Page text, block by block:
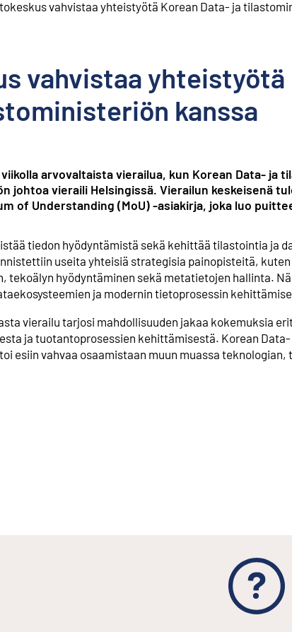
vahvistaa yhteistyötä Korean Data- ja
vahvistaa yhteistyötä
kanssa
arvovaltaista vierailua, kun Korean Data- ja
johtoa vieraili Helsingissä. Vierailun keskeisenä
of Understanding (MoU) -asiakirja, joka luo
tiedon hyödyntämistä sekä kehittää tilastointia ja
useita yhteisiä strategisia painopisteitä,
tekoälyn hyödyntäminen sekä metatietojen hallinta.
ja modernin tietoprosessin
vierailu tarjosi mahdollisuuden jakaa kokemuksia
ja tuotantoprosessien kehittämisestä. Korean Data-
esiin vahvaa osaamistaan muun muassa teknologian,